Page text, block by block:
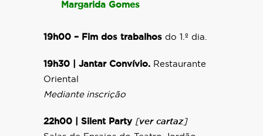
Margarida Gomes
19h00 – Fim dos trabalhos do 1.º dia.
19h30 | Jantar Convívio. Restaurante
Oriental
Mediante inscrição
22h00 | Silent Party [ver cartaz]